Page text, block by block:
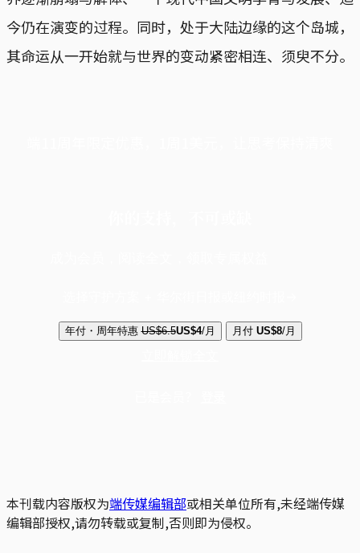
今仍在演变的过程。同时，处于大陆边缘的这个岛城，
其命运从一开始就与世界的变动紧密相连、须臾不分。
年付・周年特惠 US$6.5US$4/月 月付 US$8/月
本刊载内容版权为端传媒编辑部或相关单位所有,未经端传媒
编辑部授权,请勿转载或复制,否则即为侵权。